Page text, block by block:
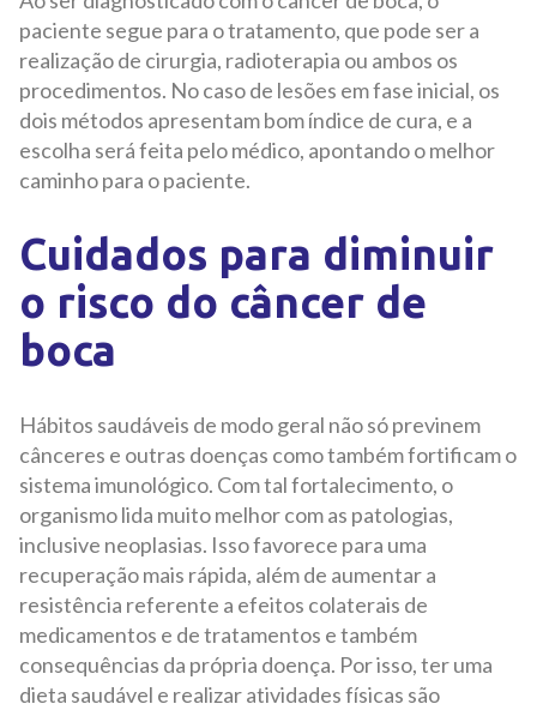
paciente segue para o tratamento, que pode ser a
realização de cirurgia, radioterapia ou ambos os
procedimentos. No caso de lesões em fase inicial, os
dois métodos apresentam bom índice de cura, e a
escolha será feita pelo médico, apontando o melhor
caminho para o paciente.
Cuidados para diminuir
o risco do câncer de
boca
Hábitos saudáveis de modo geral não só previnem
cânceres e outras doenças como também fortificam o
sistema imunológico. Com tal fortalecimento, o
organismo lida muito melhor com as patologias,
inclusive neoplasias. Isso favorece para uma
recuperação mais rápida, além de aumentar a
resistência referente a efeitos colaterais de
medicamentos e de tratamentos e também
consequências da própria doença. Por isso, ter uma
dieta saudável e realizar atividades físicas são